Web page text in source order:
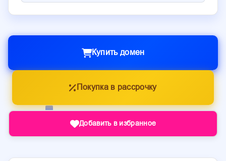
Купить домен
Покупка в рассрочку
Добавить в избранное